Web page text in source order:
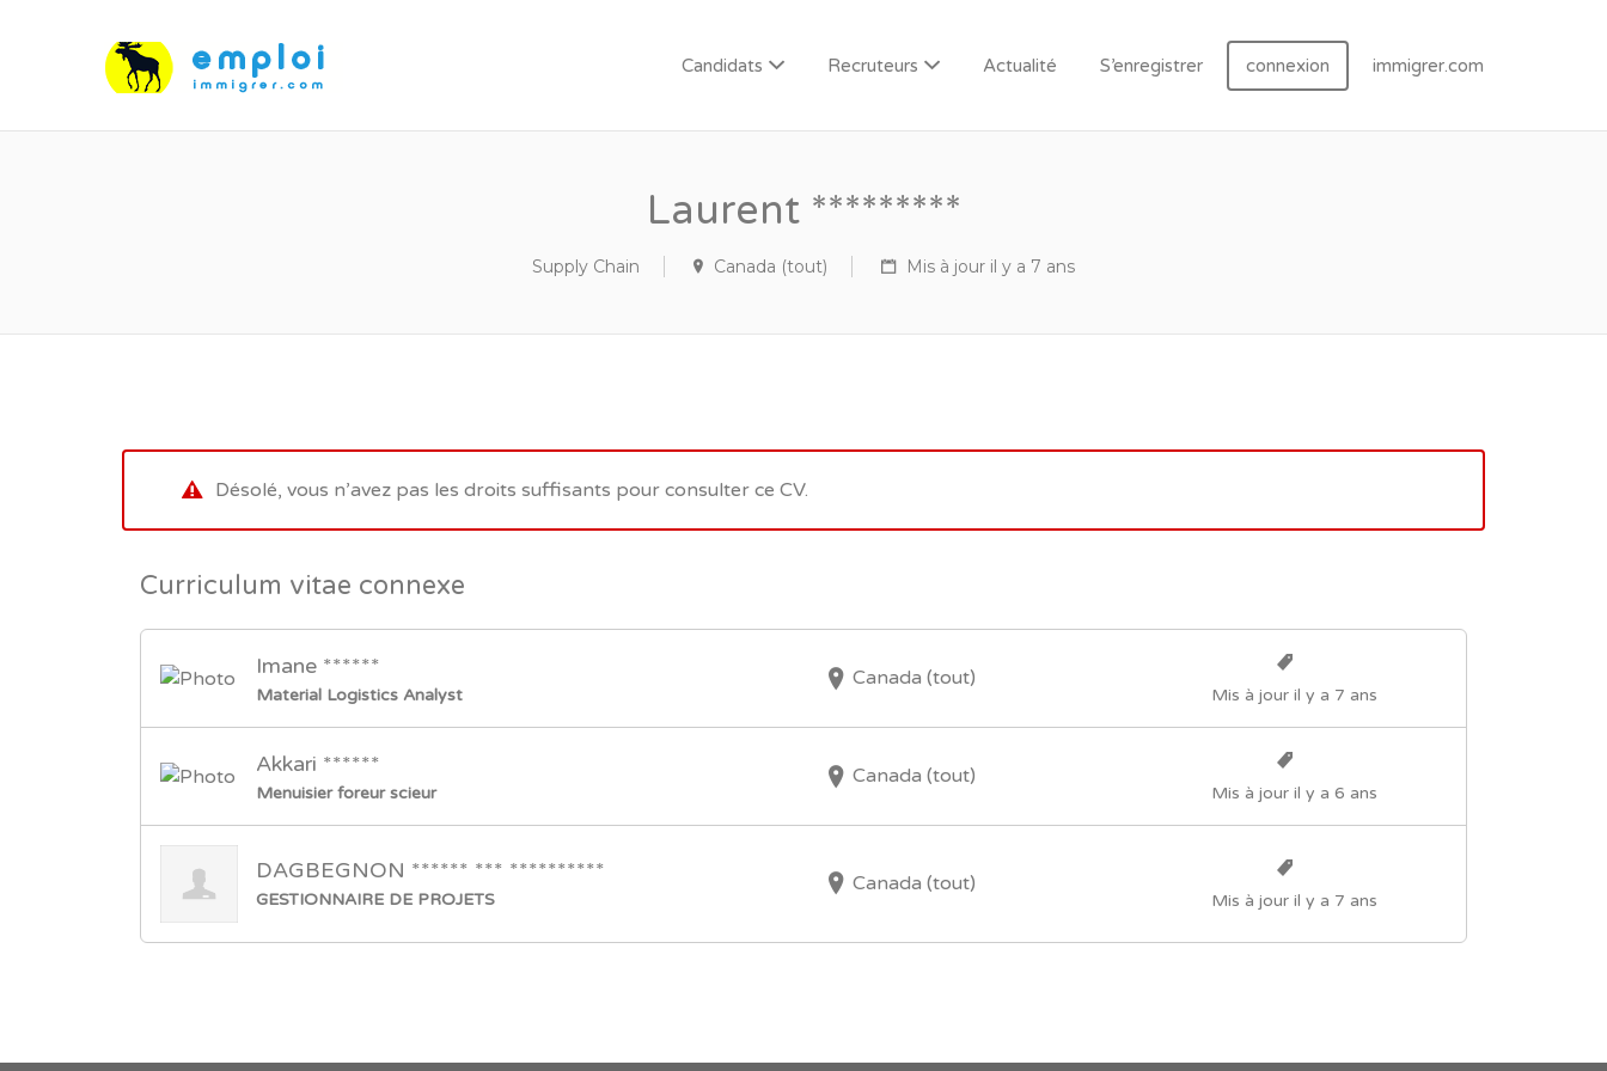
Candidats Recruteurs Actualité S’enregistrer connexion immigrer.com
Laurent *********
Supply Chain Canada (tout) Mis à jour il y a 7 ans
Désolé, vous n’avez pas les droits suffisants pour consulter ce CV.
Curriculum vitae connexe
Imane ******
Material Logistics Analyst
Canada (tout)
Mis à jour il y a 7 ans
Akkari ******
Menuisier foreur scieur
Canada (tout)
Mis à jour il y a 6 ans
DAGBEGNON ****** *** **********
GESTIONNAIRE DE PROJETS
Canada (tout)
Mis à jour il y a 7 ans